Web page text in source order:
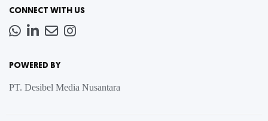
CONNECT WITH US
Whatsapp
LinkedIn
NewsInstagram
POWERED BY
PT. Desibel Media Nusantara